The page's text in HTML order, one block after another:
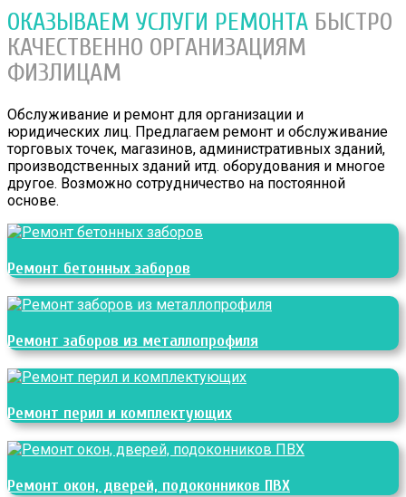
ОКАЗЫВАЕМ УСЛУГИ РЕМОНТА БЫСТРО
КАЧЕСТВЕННО ОРГАНИЗАЦИЯМ
ФИЗЛИЦАМ
Обслуживание и ремонт для организации и
юридических лиц. Предлагаем ремонт и обслуживание
торговых точек, магазинов, административных зданий,
производственных зданий итд. оборудования и многое
другое. Возможно сотрудничество на постоянной
основе.
Ремонт бетонных заборов
Ремонт заборов из металлопрофиля
Ремонт перил и комплектующих
Ремонт окон, дверей, подоконников ПВХ